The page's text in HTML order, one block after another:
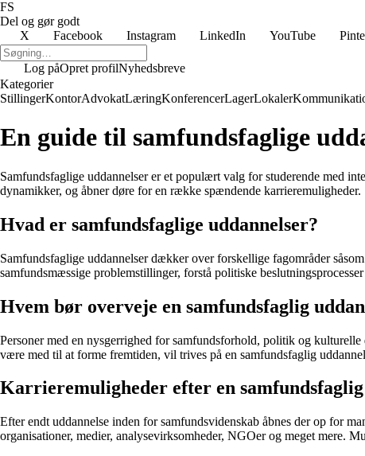
FS
Del og gør godt
X
Facebook Instagram LinkedIn YouTube
Log påOpret profilNyhedsbreve
Kategorier
StillingerKontorAdvokatLæringKonferencerLagerLokaler
En guide til samfundsfaglige
Samfundsfaglige uddannelser er et populært valg for studerende med
dynamikker, og åbner døre for en række spændende karrieremuligheder.
Hvad er samfundsfaglige uddannelser?
Samfundsfaglige uddannelser dækker over forskellige fagområder
samfundsmæssige problemstillinger, forstå politiske
Hvem bør overveje en samfundsfaglig
Personer med en nysgerrighed for samfundsforhold, politik og
være med til at forme fremtiden, vil trives på en samfundsfaglig
Karrieremuligheder efter en samfundsfaglig
Efter endt uddannelse inden for samfundsvidenskab åbnes der op for
organisationer, medier, analysevirksomheder, NGOer og meget mere.